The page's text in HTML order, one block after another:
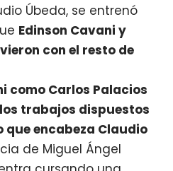
Úbeda, se entrenó
Edinson Cavani y
con el resto de
como Carlos Palacios
trabajos dispuestos
que encabeza Claudio
de Miguel Ángel